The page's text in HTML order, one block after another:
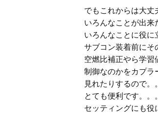
でもこれからは大丈
いろんなことが出来
いろんなことに役に
サブコン装着前にそ
空燃比補正やら学習
制御なのかをカプラ
見れたりするので。
とても便利です。。。
セッティングにも役